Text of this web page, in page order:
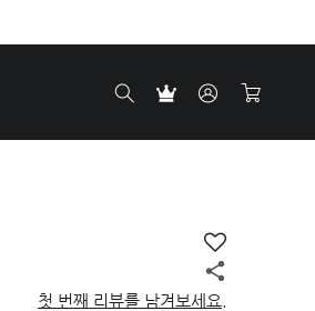
첫 번째 리뷰를 남겨보세요.